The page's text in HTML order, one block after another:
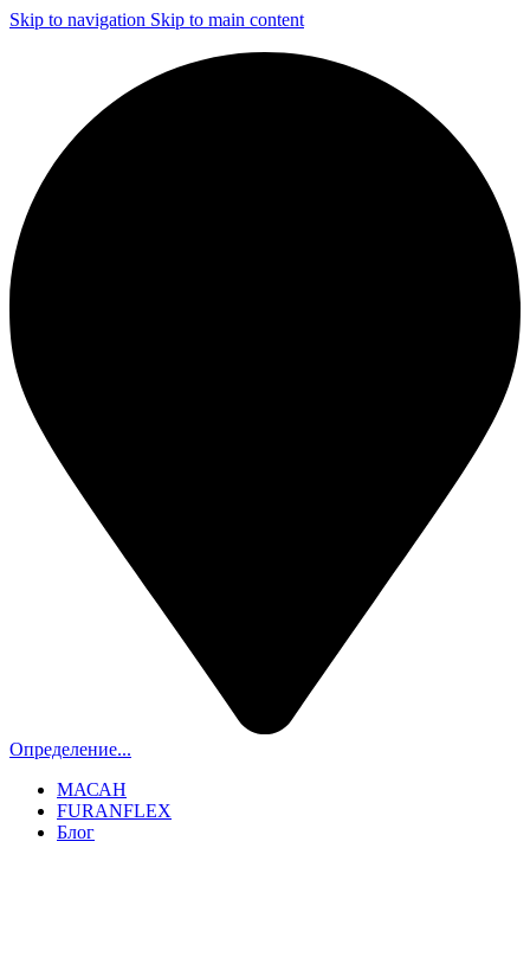
Skip to navigation Skip to main content
Определение...
МАСАН
FURANFLEX
Блог